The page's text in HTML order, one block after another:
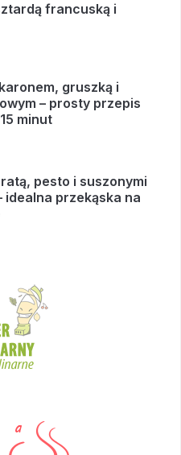
francuską i
gruszką i
– prosty przepis
minut
pesto i suszonymi
idealna przekąska na